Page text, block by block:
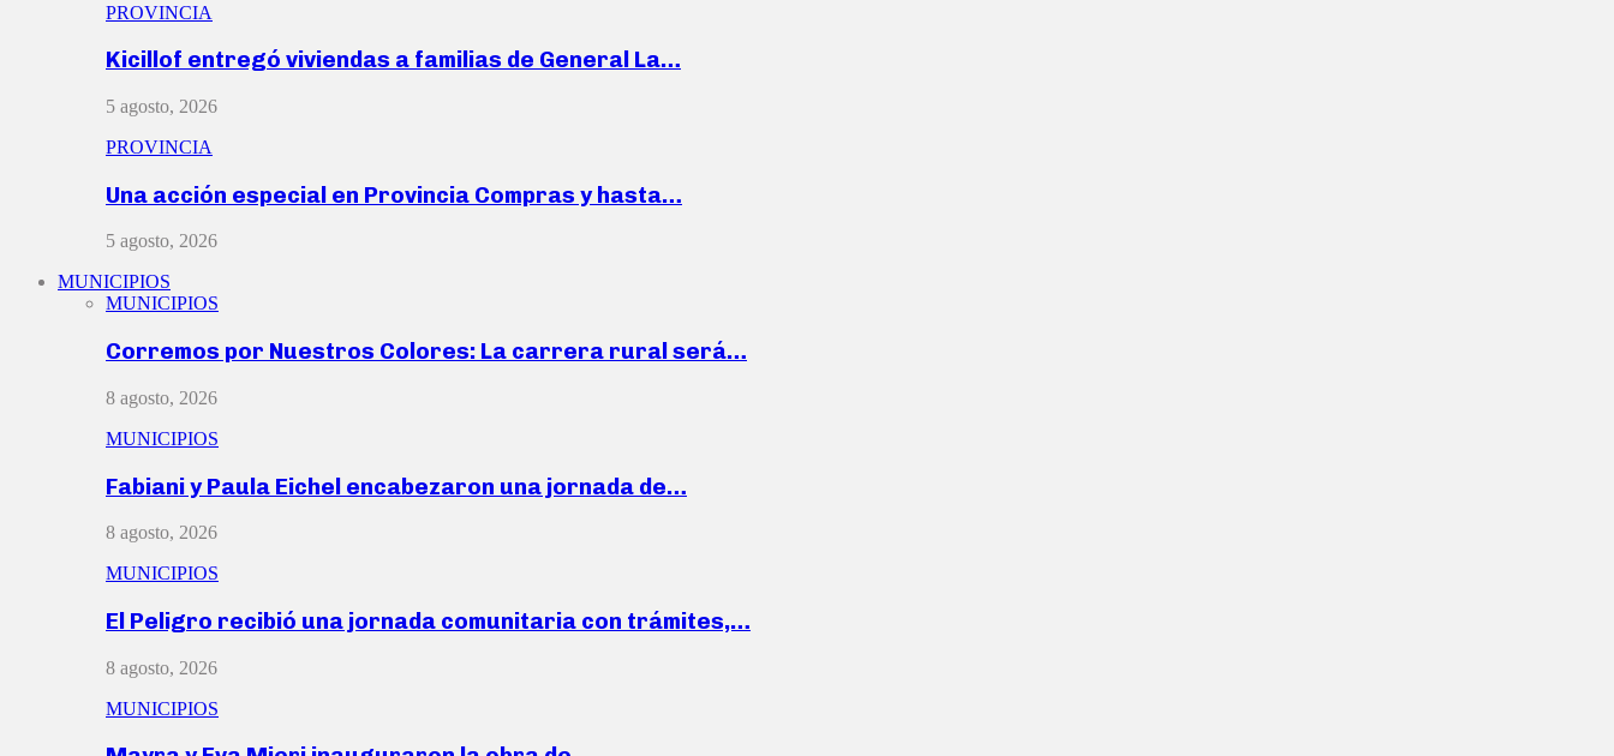
PROVINCIA
Kicillof entregó viviendas a familias de General La…
5 agosto, 2026
PROVINCIA
Una acción especial en Provincia Compras y hasta…
5 agosto, 2026
MUNICIPIOS
MUNICIPIOS
Corremos por Nuestros Colores: La carrera rural será…
8 agosto, 2026
MUNICIPIOS
Fabiani y Paula Eichel encabezaron una jornada de…
8 agosto, 2026
MUNICIPIOS
El Peligro recibió una jornada comunitaria con trámites,…
8 agosto, 2026
MUNICIPIOS